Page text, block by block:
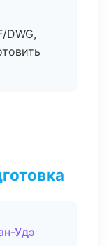
DWG,
Удэ